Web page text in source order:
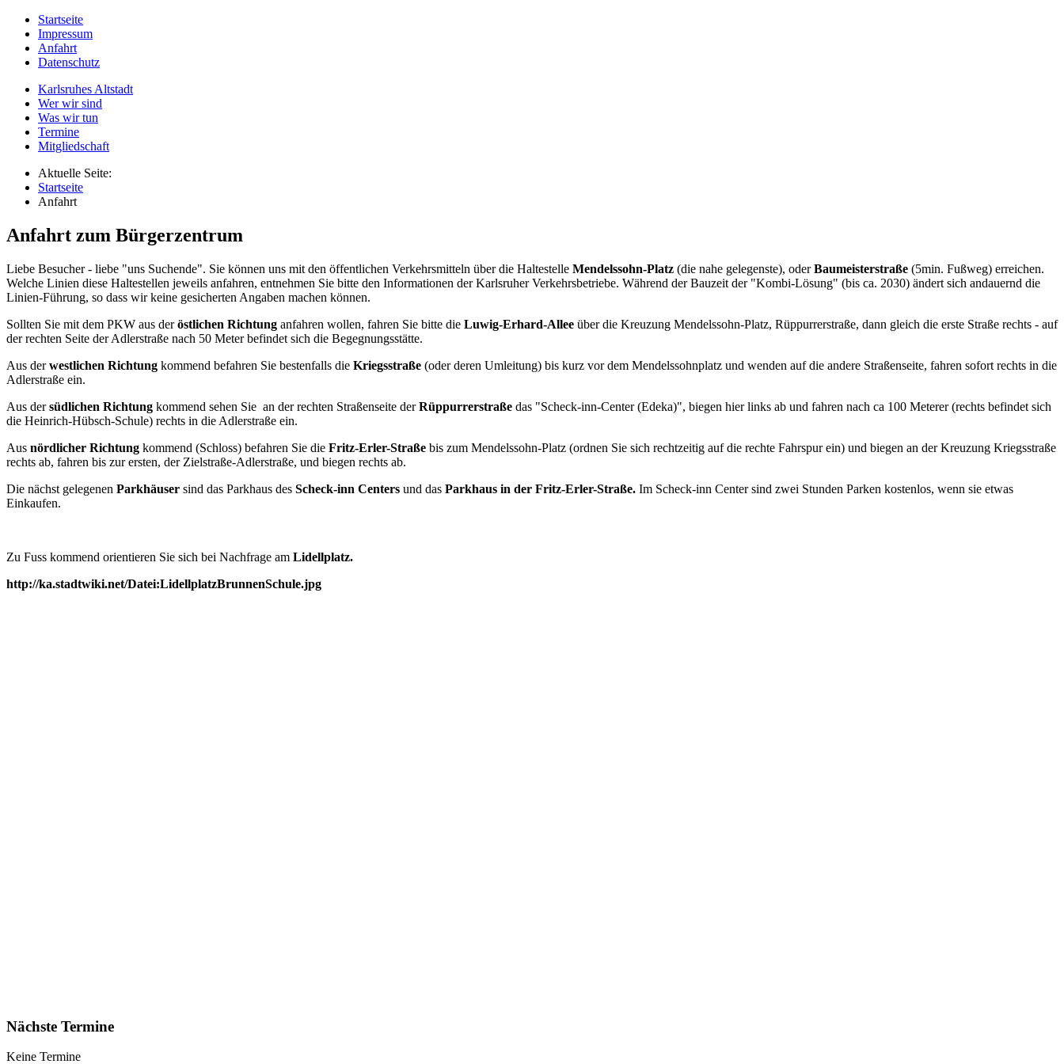
Startseite
Impressum
Anfahrt
Datenschutz
Karlsruhes Altstadt
Wer wir sind
Was wir tun
Termine
Mitgliedschaft
Aktuelle Seite:
Startseite
Anfahrt
Anfahrt zum Bürgerzentrum
Liebe Besucher - liebe "uns Suchende". Sie können uns mit den öffentlichen Verkehrsmitteln über die Haltestelle Mendelssohn-Platz (die nahe gelegenste), oderBaumeisterstraße (5min. Fußweg) erreichen.
Welche Linien diese Haltestellen jeweils anfahren, entnehmen Sie bitte den Informationen der Karlsruher Verkehrsbetriebe. Während der Bauzeit der "Kombi-Lösung" (bis ca. 2030) ändert sich andauernd die
Linien-Führung, so dass wir keine gesicherten Angaben machen können.
Sollten Sie mit dem PKW aus deröstlichen Richtung anfahren wollen, fahren Sie bitte die Luwig-Erhard-Allee über die Kreuzung Mendelssohn-Platz, Rüppurrerstraße, dann gleich die erste Straße rechts - auf
der rechten Seite der Adlerstraße nach 50 Meter befindet sich die Begegnungsstätte.
Aus derwestlichen Richtung kommend befahren Sie bestenfalls die Kriegsstraße (oder deren Umleitung) bis kurz vor dem Mendelssohnplatz und wenden auf die andere Straßenseite, fahren sofort rechts in die
Adlerstraße ein.
Aus dersüdlichen Richtung kommend sehen Sie an der rechten Straßenseite derRüppurrerstraße das "Scheck-inn-Center (Edeka)", biegen hier links ab und fahren nach ca 100 Meterer (rechts befindet sich
die Heinrich-Hübsch-Schule) rechts in die Adlerstraße ein.
Aus nördlicher Richtung kommend (Schloss) befahren Sie die Fritz-Erler-Straße bis zum Mendelssohn-Platz (ordnen Sie sich rechtzeitig auf die rechte Fahrspur ein) und biegen an der Kreuzung Kriegsstraße
rechts ab, fahren bis zur ersten, der Zielstraße-Adlerstraße, und biegen rechts ab.
Die nächst gelegenen Parkhäuser sind das Parkhaus des Scheck-inn Centers und das Parkhaus in der Fritz-Erler-Straße. Im Scheck-inn Center sind zwei Stunden Parken kostenlos, wenn sie etwas
Einkaufen.
Zu Fuss kommend orientieren Sie sich bei Nachfrage am Lidellplatz.
http://ka.stadtwiki.net/Datei:LidellplatzBrunnenSchule.jpg
Nächste Termine
Keine Termine